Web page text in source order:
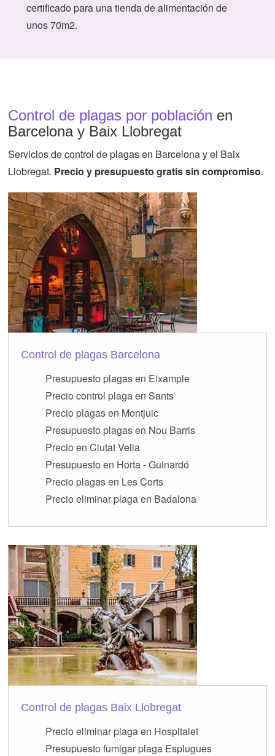
certificado para una tienda de alimentación de
unos 70m2.
Control de plagas por población en
Barcelona y Baix Llobregat
Servicios de control de plagas en Barcelona y el Baix
Llobregat. Precio y presupuesto gratis sin compromiso.
Control de plagas Barcelona
Presupuesto plagas en Eixample
Precio control plaga en Sants
Precio plagas en Montjuic
Presupuesto plagas en Nou Barris
Precio en Ciutat Vella
Presupuesto en Horta - Guinardó
Precio plagas en Les Corts
Precio eliminar plaga en Badalona
Control de plagas Baix Llobregat
Precio eliminar plaga en Hospitalet
Presupuesto fumigar plaga Esplugues